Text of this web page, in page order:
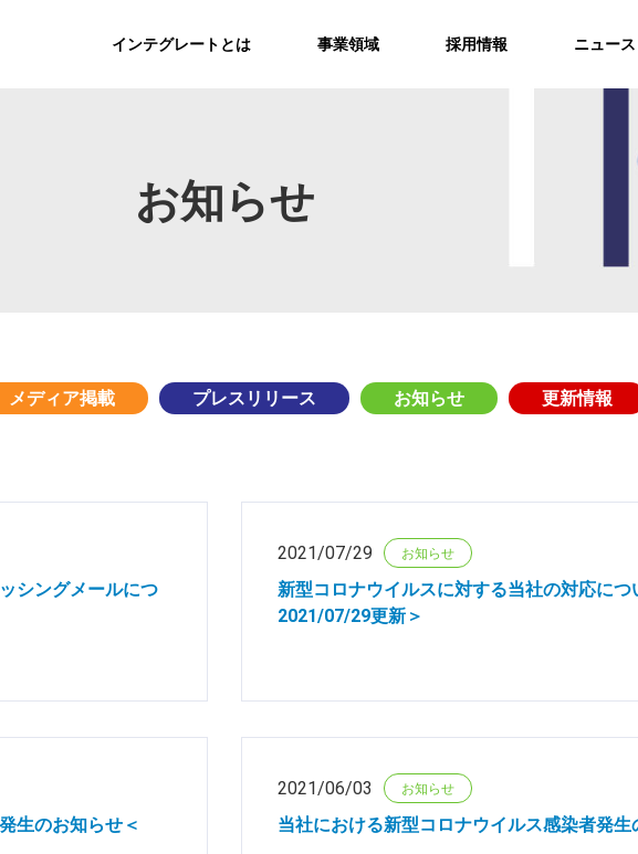
インテグレートとは 事業領域 採用情報 ニュース
お知らせ
メディア掲載 プレスリリース お知らせ 更新情報
シングメールにつ
2021/07/29 お知らせ
新型コロナウイルスに対する当社の対応につ
2021/07/29更新＞
生のお知らせ＜
2021/06/03 お知らせ
当社における新型コロナウイルス感染者発生